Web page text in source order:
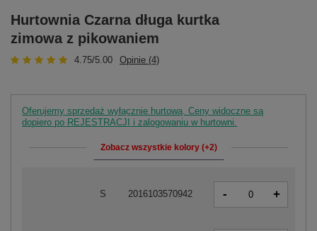
Hurtownia Czarna długa kurtka
zimowa z pikowaniem
4.75/5.00 Opinie (4)
Oferujemy sprzedaż wyłącznie hurtową. Ceny widoczne są
dopiero po REJESTRACJI i zalogowaniu w hurtowni.
Zobacz wszystkie kolory (+2)
S 2016103570942 - +